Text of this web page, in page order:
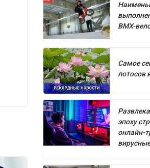
BMX-
Самое
лотосов
эпоху
онлайн-